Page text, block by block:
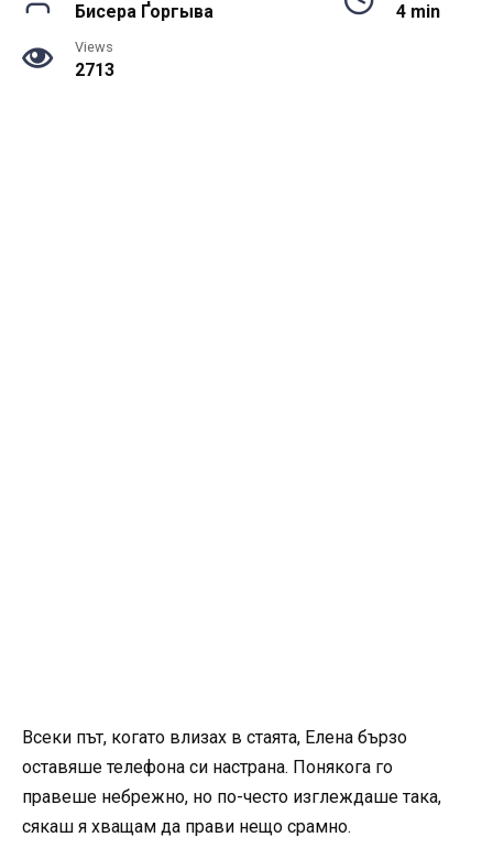
Бисера Ґоргыва 4 min
Views
2713
Всеки път, когато влизах в стаята, Елена бързо
оставяше телефона си настрана. Понякога го
правеше небрежно, но по-често изглеждаше така,
сякаш я хващам да прави нещо срамно.